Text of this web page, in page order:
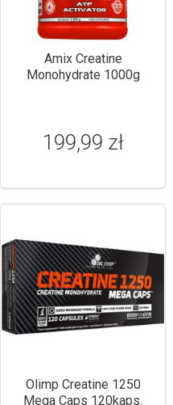
Amix Creatine
Monohydrate 1000g
199,99 zł
Olimp Creatine 1250
Mega Caps 120kaps.